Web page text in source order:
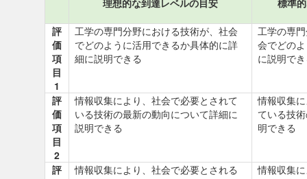
理想的な到達レベルの目安 標準
評
価
項
目
1
工学の専門分野における技術が、社会
でどのように活用できるか具体的に詳
細に説明できる
工学の専
会でどの
に説明で
評
価
項
目
2
情報収集により、社会で必要とされて
いる技術の最新の動向について詳細に
説明できる
情報収集
ている技
明できる
評
情報収集により、社会で必要とされる
情報収集